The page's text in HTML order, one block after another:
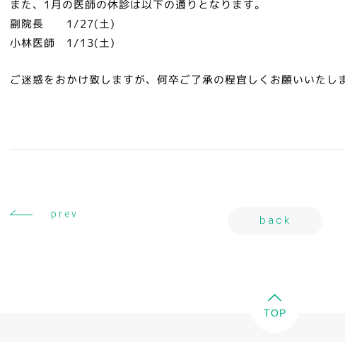
また、1月の医師の休診は以下の通りとなります。
副院長 1/27(土)
小林医師 1/13(土)
ご迷惑をおかけ致しますが、何卒ご了承の程宜しくお願いいたし
prev back
TOP